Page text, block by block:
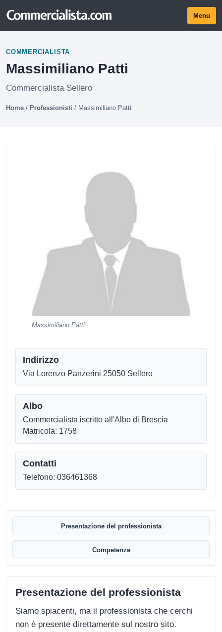
Menu
COMMERCIALISTA
Massimiliano Patti
Commercialista Sellero
Home / Professionisti / Massimiliano Patti
Massimiliano Patti
Indirizzo
Via Lorenzo Panzerini 25050 Sellero
Albo
Commercialista iscritto all'Albo di Brescia
Matricola: 1758
Contatti
Telefono: 036461368
Presentazione del professionista
Competenze
Presentazione del professionista
Siamo spiacenti, ma il professionista che cerchi
non è presente direttamente sul nostro sito.